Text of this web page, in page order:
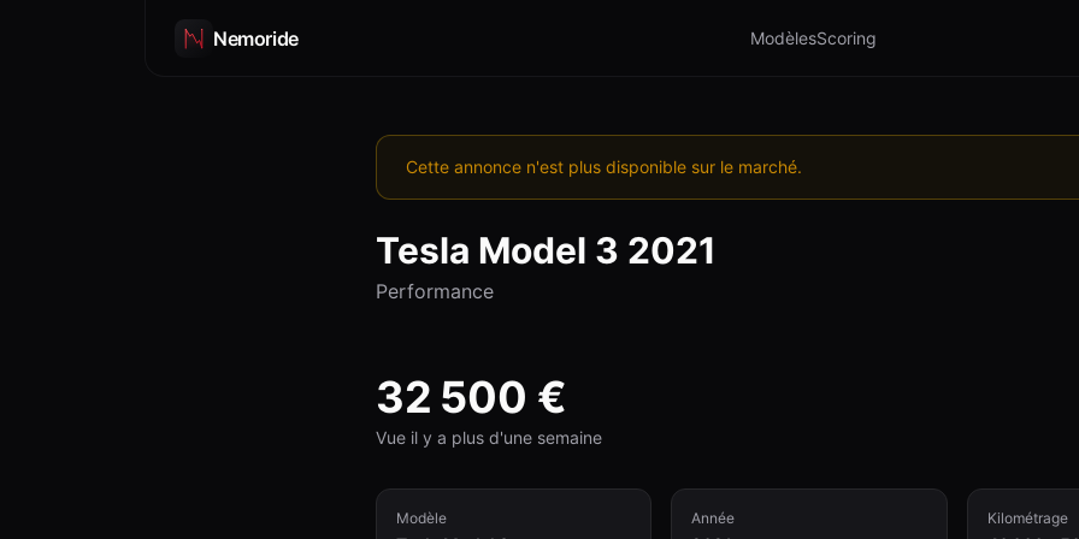
Nemoride ModèlesScoring
Cette annonce n'est plus disponible sur le marché.
Tesla Model 3 2021
Performance
32 500 €
Vue il y a plus d'une semaine
Modèle Année Kilométrage